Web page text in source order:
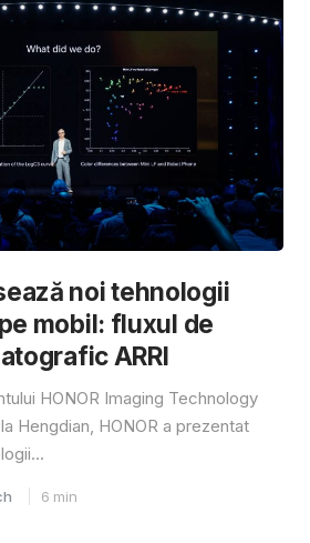
noi tehnologii
mobil: fluxul de
ARRI
HONOR Imaging Technology
Hengdian, HONOR a prezentat
6 min